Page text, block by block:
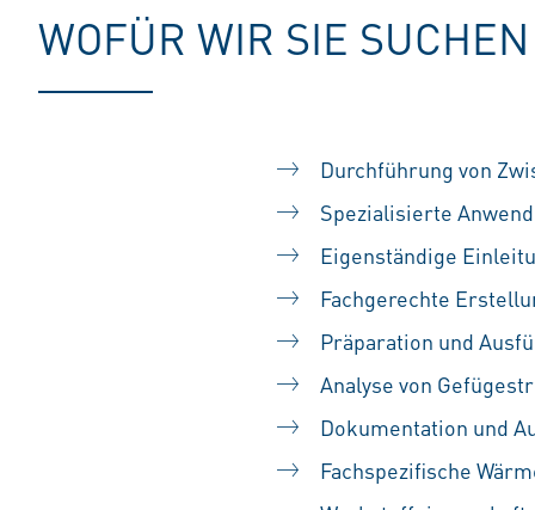
WOFÜR WIR SIE SUCHEN
Durchführung von
Spezialisierte
Eigenständige
Fachgerechte
Präparation und
Analyse von
Dokumentation und
Fachspezifische